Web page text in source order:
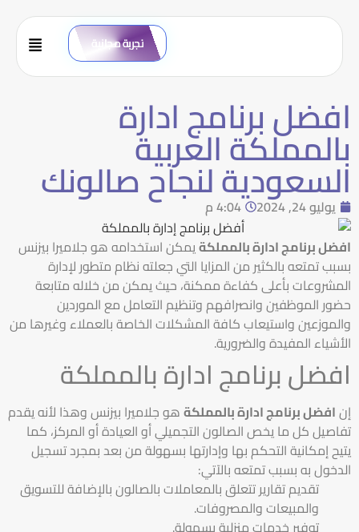
تجربة مجانية
افضل برنامج ادارة
بالمملكة العربية
السعودية لنجاح صالونك
يوليو 24, 2024
4:04 م
افضل برنامج ادارة بالمملكةيمكن استخدامه هو جلاميرا بيزنس
بسبب تمتعه بالكثير من المزايا التي جعلته نظام متطور لإدارة
المشروعات بأعلى كفاءة ممكنة، حيث يمكن من خلاله متابعة
حضور الموظفين وانصرافهم وتنظيم التعامل مع الموردين
والموزعين واستيعاب كافة المشكلات الخاصة بالعملاء وغيرها من
الأشياء المفيدة والضرورية.
افضل برنامج ادارة بالمملكة
إنافضل برنامج ادارة بالمملكةهو جلاميرا بيزنس وهذا لأنه يقدم
تفاصيل كل ما يخص الصالون التجميلي أو العيادة أو المركز، كما
يتيح إمكانية التحكم بها وإدارتها بسهولة من بعد بمجرد تسجيل
الدخول به بسبب تمتعه بالآتي:
تقديم تقارير تتعلق بالمعاملات بالصالون بالإضافة للتسويق
والمبيعات والمصروفات.
توفير خدمات منزلية بسهولة.